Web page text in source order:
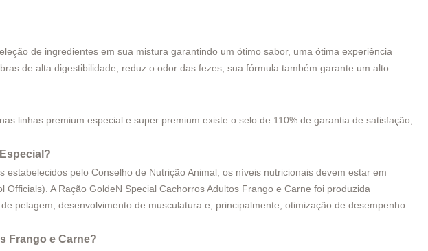
de ingredientes em sua mistura garantindo um ótimo sabor, uma ótima experiência
de alta digestibilidade, reduz o odor das fezes, sua fórmula também garante um alto
linhas premium especial e super premium existe o selo de 110% de garantia de satisfação,
pelo Conselho de Nutrição Animal, os níveis nutricionais devem estar em
A Ração GoldeN Special Cachorros Adultos Frango e Carne foi produzida
pelagem, desenvolvimento de musculatura e, principalmente, otimização de desempenho
Frango e Carne?